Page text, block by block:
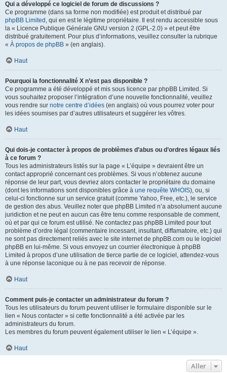
Qui a développé ce logiciel de forum de discussions ?
Ce programme (dans sa forme non modifiée) est produit et distribué par
phpBB Limited , qui en est le légitime propriétaire. Il est rendu accessible sous
la « Licence Publique Générale GNU version 2 (GPL-2.0) » et peut être
distribué gratuitement. Pour plus d’informations, veuillez consulter la rubrique
« À propos de phpBB » (en anglais).
Haut
Pourquoi la fonctionnalité X n’est pas disponible ?
Ce programme a été développé et mis sous licence par phpBB Limited. Si
vous souhaitez proposer l’intégration d’une nouvelle fonctionnalité, veuillez
vous rendre sur notre centre d’idées (en anglais) où vous pourrez voter pour
les idées soumises par d’autres utilisateurs et suggérer les vôtres.
Haut
Qui dois-je contacter à propos de problèmes d’abus ou d’ordres légaux liés
à ce forum ?
Tous les administrateurs listés sur la page « L’équipe » devraient être un
contact approprié concernant ces problèmes. Si vous n’obtenez aucune
réponse de leur part, vous devriez alors contacter le propriétaire du domaine
(dont les informations sont disponibles grâce à une requête WHOIS), ou, si
celui-ci fonctionne sur un service gratuit (comme Yahoo, Free, etc.), le service
de gestion des abus. Veuillez noter que phpBB Limited n’a absolument aucune
juridiction et ne peut en aucun cas être tenu comme responsable de comment,
où et par qui ce forum est utilisé. Ne contactez pas phpBB Limited pour tout
problème d’ordre légal (commentaire incessant, insultant, diffamatoire, etc.) qui
ne sont pas directement reliés avec le site internet de phpBB.com ou le logiciel
phpBB en lui-même. Si vous envoyez un courrier électronique à phpBB
Limited à propos d’une utilisation de tierce partie de ce logiciel, attendez-vous
à une réponse laconique ou à ne pas recevoir de réponse.
Haut
Comment puis-je contacter un administrateur du forum ?
Tous les utilisateurs du forum peuvent utiliser le formulaire disponible sur le
lien « Nous contacter » si cette fonctionnalité a été activée par les
administrateurs du forum.
Les membres du forum peuvent également utiliser le lien « L’équipe ».
Haut
Aller